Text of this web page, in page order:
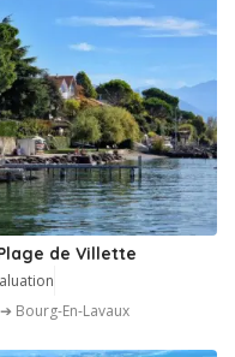
de Villette
➔ Bourg-En-Lavaux